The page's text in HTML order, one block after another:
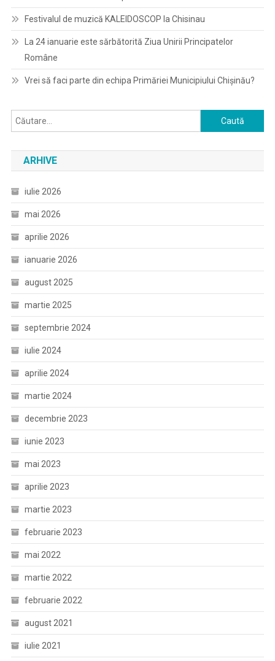
Festivalul de muzică KALEIDOSCOP la Chisinau
La 24 ianuarie este sărbătorită Ziua Unirii Principatelor
Române
Vrei să faci parte din echipa Primăriei Municipiului Chișinău?
Caută
după:
ARHIVE
iulie 2026
mai 2026
aprilie 2026
ianuarie 2026
august 2025
martie 2025
septembrie 2024
iulie 2024
aprilie 2024
martie 2024
decembrie 2023
iunie 2023
mai 2023
aprilie 2023
martie 2023
februarie 2023
mai 2022
martie 2022
februarie 2022
august 2021
iulie 2021